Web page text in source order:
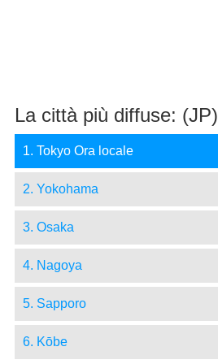
La città più diffuse: (JP)
1. Tokyo Ora locale
2. Yokohama
3. Osaka
4. Nagoya
5. Sapporo
6. Kōbe